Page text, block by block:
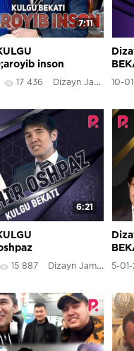
7:11
inson
17 436 Dizayn Jamoasi 10-
6:21
15 887 Dizayn Jamoasi 5-